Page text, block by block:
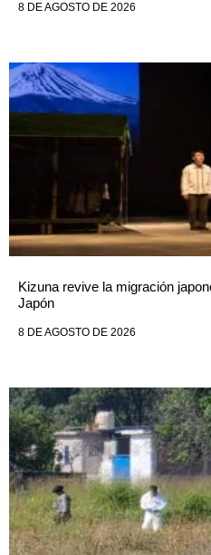
8 DE AGOSTO DE 2026
Kizuna revive la migración
Japón
8 DE AGOSTO DE 2026